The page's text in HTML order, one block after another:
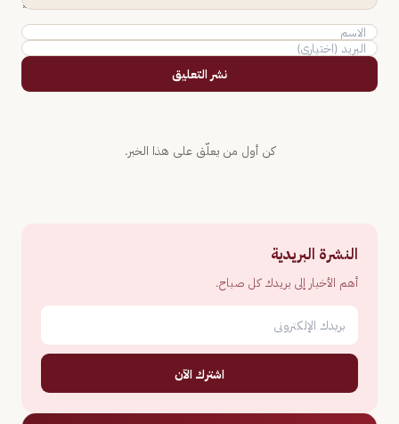
نشر التعليق
كن أول من يعلّق على هذا الخبر.
النشرة البريدية
أهم الأخبار إلى بريدك كل صباح.
اشترك الآن